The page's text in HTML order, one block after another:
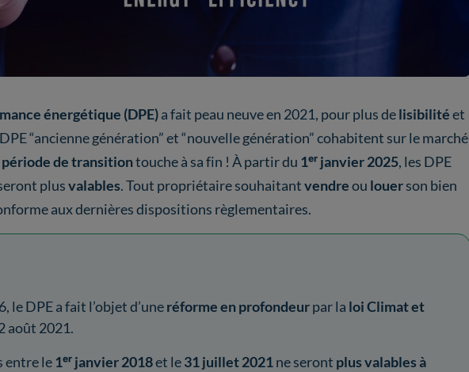
énergétique (DPE)a fait peau neuve en 2021, pour plus delisibilitéet
“ancienne génération” et “nouvelle génération” cohabitent sur le marché
période de transitiontouche à sa fin ! À partir du 1ᵉʳ janvier 2025, les DPE
plusvalables. Tout propriétaire souhaitantvendreou louerson bien
aux dernières dispositions règlementaires.
le DPE a fait l’objet d’uneréforme en profondeurpar la loi Climat et
août 2021.
entre le1ᵉʳ janvier 2018et le31 juillet 2021ne seront plus valables à